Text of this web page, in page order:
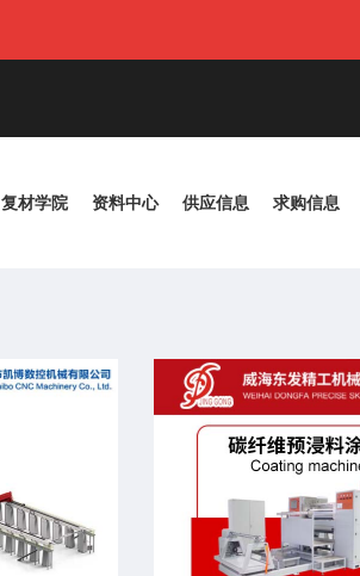
复材学院 资料中心 供应信息 求购信息